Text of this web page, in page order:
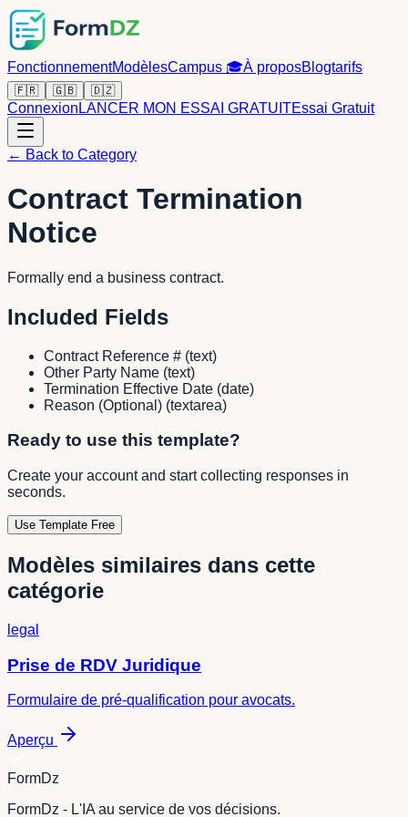
FonctionnementModèlesCampus 🎓À proposBlogtarifs
🇫🇷 🇬🇧 🇩🇿
Connexion LANCER MON ESSAI GRATUITEssai Gratuit
← Back to Category
Contract Termination
Notice
Formally end a business contract.
Included Fields
Contract Reference # (text)
Other Party Name (text)
Termination Effective Date (date)
Reason (Optional) (textarea)
Ready to use this template?
Create your account and start collecting responses in
seconds.
Use Template Free
Modèles similaires dans cette
catégorie
legal
Prise de RDV Juridique
Formulaire de pré-qualification pour avocats.
Aperçu
FormDz
FormDz - L'IA au service de vos décisions.